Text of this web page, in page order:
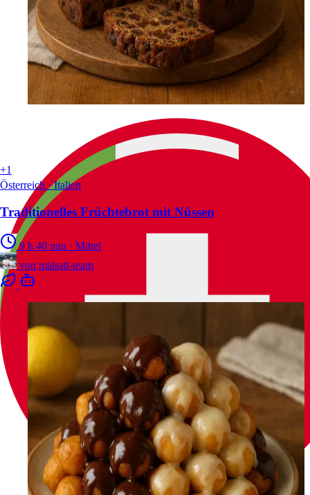
+1
Österreich · Italien
Traditionelles Früchtebrot mit Nüssen
9 h 40 min · Mittel
von malsati-team